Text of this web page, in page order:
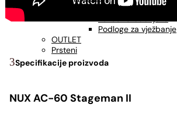
Pribor za bubnjeve
Podloge za vježbanje
OUTLET
Prsteni
Specifikacije proizvoda
NUX AC-60 Stageman II